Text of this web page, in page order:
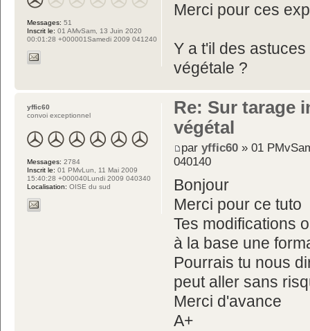
Merci pour ces
Y a t'il des
végétale ?
Messages: 51
Inscrit le: 01 AMvSam, 13 Juin 2020
00:01:28 +000001Samedi 2009 041240
Re: Sur tarage
végétal
paryffic60 » 01
040140
Bonjour
Merci pour ce tuto
Tes modifications
à la base une
Pourrais tu nous
peut aller sans
Merci d'avance
A+
yffic60
convoi exceptionnel
Messages: 2784
Inscrit le: 01 PMvLun, 11 Mai 2009
15:40:28 +000040Lundi 2009 040340
Localisation: OISE du sud